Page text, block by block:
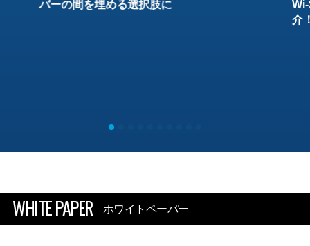
バーの間を埋める選択肢に
介
WHITE PAPER ホワイトペーパー